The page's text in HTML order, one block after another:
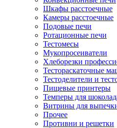
Шкафы расстоечные
Камеры расстоечные
Подовые печи
Ротационные печи
Тестомесы
Мукопросеиватели
Хлеборезки
Тестораскаточные
Тестоделители и
Пищевые принтеры
Темперы для
Витрины для
Прочее
Противни и решетки